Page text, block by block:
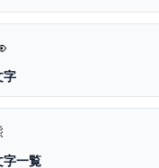
字
字一覧